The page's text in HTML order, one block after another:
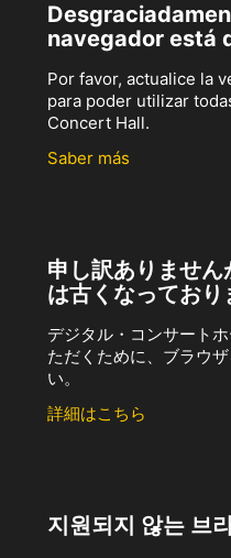
navegador está
Por favor, actualice la
para poder utilizar
Concert Hall.
Saber más
申し訳ありませ
は古くなっており
デジタル・コンサート
ただくために、ブラウ
い。
詳細はこちら
지원되지 않는 브